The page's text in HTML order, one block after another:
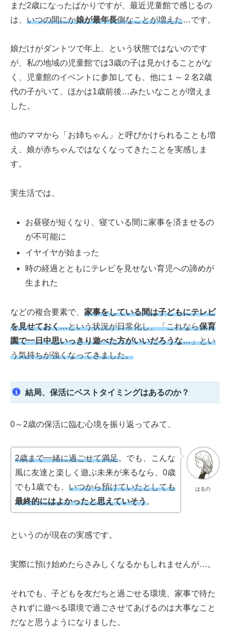
まだ2歳になったばかりですが、最近児童館で感じるの
は、 いつの間にか娘が最年長側なことが増えた…です。
娘だけがダントツで年上、という状態ではないのです
が、私の地域の児童館では3歳の子は見かけることがな
く、児童館のイベントに参加しても、他に１～２名2歳
代の子がいて、ほかは1歳前後…みたいなことが増えま
した。
他のママから「お姉ちゃん」と呼びかけられることも増
え、娘が赤ちゃんではなくなってきたことを実感しま
す。
実生活では、
お昼寝が短くなり、寝ている間に家事を済ませるの
が不可能に
イヤイヤが始まった
時の経過とともにテレビを見せない育児への諦めが
生まれた
などの複合要素で、 家事をしている間は子どもにテレビ
を見せておく…という状況が日常化し、「これなら保育
園で一日中思いっきり遊べた方がいいだろうな…」とい
う気持ちが強くなってきました。
結局、保活にベストタイミングはあるのか？
0～2歳の保活に臨む心境を振り返ってみて、
はるの
2歳まで一緒に過ごせて満足。でも、こんな
風に友達と楽しく遊ぶ未来が来るなら、0歳
でも1歳でも、 いつから預けていたとしても
最終的にはよかったと思えていそう。
というのが現在の実感です。
実際に預け始めたらさみしくなるかもしれませんが…。
それでも、子どもを友だちと過ごせる環境、家事で待た
されずに遊べる環境で過ごさせてあげるのは大事なこと
だなと思うようになりました。